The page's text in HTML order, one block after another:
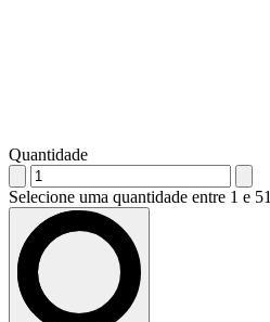
Quantidade
Selecione uma quantidade entre 1 e 51